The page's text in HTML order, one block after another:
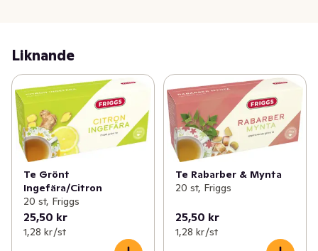
Liknande
Te Grönt
Ingefära/Citron
20 st, Friggs
25,50 kr
1,28 kr /st
Te Rabarber & Mynta
20 st, Friggs
25,50 kr
1,28 kr /st